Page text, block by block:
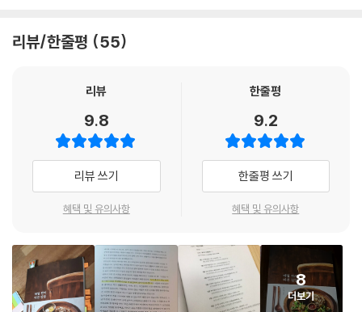
옥수수현미밥+토마토된장국+가지장아찌+송화고버섯탕수
고구마톳밥+들깨배춧국+미니양배추구이+수박무레몬절임
23일 | 따뜻한 한끼, 수제비정식 ㆍ 188
된장수제비+콜라비깍두기+참나물고추장무침
24일 | 밤이 익어가는 계절, 밤밥정식 ㆍ 192
밤밥+더덕구이+가지말랭이무침+청경채유부볶음
오곡밥+콩나물국+오이지무침+취나물+도라지나물+호박고지
26일 | 소박하고 건강한 한끼, 주먹밥정식 ㆍ 204
표고버섯현미주먹밥+연근전+우엉검은깨초절임
27일 | 찬밥으로 만드는 근사한 요리, 템페볶음밥정식 ㆍ 208
건 집밥』에서는 그 메뉴 그대로 즐길 수 있도록 대체 재료로 맛을 재현합니
요. 비건이라면 꼭 필요한 채수, 비건소스, 비건치즈 등은 집에서 직접 만들
30일 이상 같은 일을 지속하면 습관이 됩니다. 채식 습관을 만들 수 있도록
이 책에서는 31일간의 식단을 제안합니다. 그대로 따라하면 채식을 편하
게 이어나갈 수 있습니다. 1일부터도 좋고 원하는 메뉴를 먼저 먹어도 됩니
다. 하루에 한끼로 시작해서 차츰 횟수를 늘려가도 좋겠지요. 하지만 무엇
있을 테니까요.
#비건 초보부터 고수까지 도움이 되는 식재료 레슨
#하루 한끼, 정식 메뉴로 구성
리뷰/한줄평 55
리뷰
9.8
리뷰 쓰기
혜택 및 유의사항
한줄평
9.2
한줄평 쓰기
혜택 및 유의사항
8
더보기